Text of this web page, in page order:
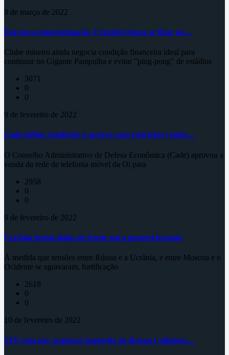
9 de março de 2022
Em nova reaproximação, Cruzeiro busca se fixar no…
Clube mineiro ainda negocia condição financeira ideal para
continuar no Gigante Pampulha e evitar "ping-pong" de estádios
3071
0
0
9 de fevereiro de 2022
Cade define condições e aprova com restrições venda…
O Conselho Administrativo de Defesa Econômica (Cade) aprovou a
venda da rede de telefonia móvel da Oi para
2958
0
0
9 de fevereiro de 2022
Ucrânia forma linha de frente para possível invasão
À medida que tensões entre Rússia e a Ucrânia, e entre Moscou e o
Ocidente se agravaram, fortificação
2618
0
0
10 de fevereiro de 2022
STF vota por arquivar inquérito de Renan Calheiros…